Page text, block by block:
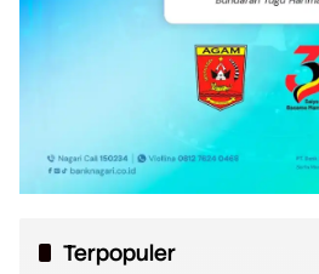
Terpopuler